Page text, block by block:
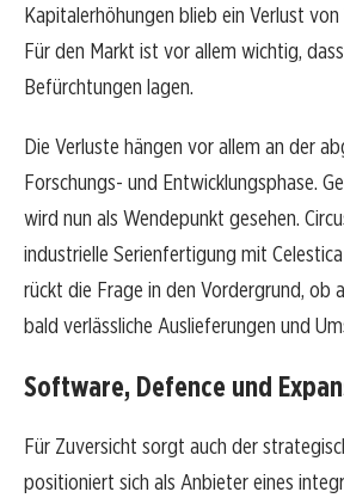
Kapitalerhöhungen blieb ein Verlust von
Für den Markt ist vor allem wichtig,
Befürchtungen lagen.
Die Verluste hängen vor allem an der
Forschungs- und Entwicklungsphase.
wird nun als Wendepunkt gesehen.
industrielle Serienfertigung mit
rückt die Frage in den Vordergrund, ob
bald verlässliche Auslieferungen und
Software, Defence und
Für Zuversicht sorgt auch der
positioniert sich als Anbieter eines